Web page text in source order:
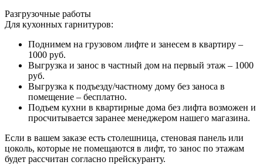
Разгрузочные работы
Для кухонных гарнитуров:
Поднимем на грузовом лифте и занесем в квартиру –
1000 руб.
Выгрузка и занос в частный дом на первый этаж – 1000
руб.
Выгрузка к подъезду/частному дому без заноса в
помещение – бесплатно.
Подъем кухни в квартирные дома без лифта возможен и
просчитывается заранее менеджером нашего магазина.
Если в вашем заказе есть столешница, стеновая панель или
цоколь, которые не помещаются в лифт, то занос по этажам
будет рассчитан согласно прейскуранту.